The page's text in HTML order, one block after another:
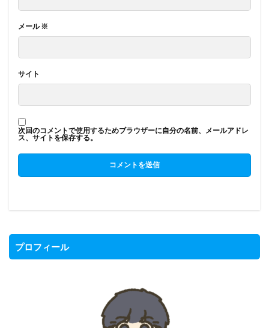
メール※
サイト
次回のコメントで使用するためブラウザーに自分の名前、メールアドレ
ス、サイトを保存する。
プロフィール